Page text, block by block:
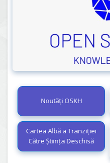
Noutăți OSKH
Cartea Albă a Tranziției
Către Știința Deschisă